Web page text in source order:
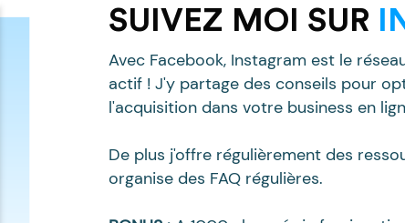
SUIVEZ MOI SUR
Avec Facebook, Instagram est le
actif ! J'y partage des conseils pour
l'acquisition dans votre business en
De plus j'offre régulièrement des
organise des FAQ régulières.